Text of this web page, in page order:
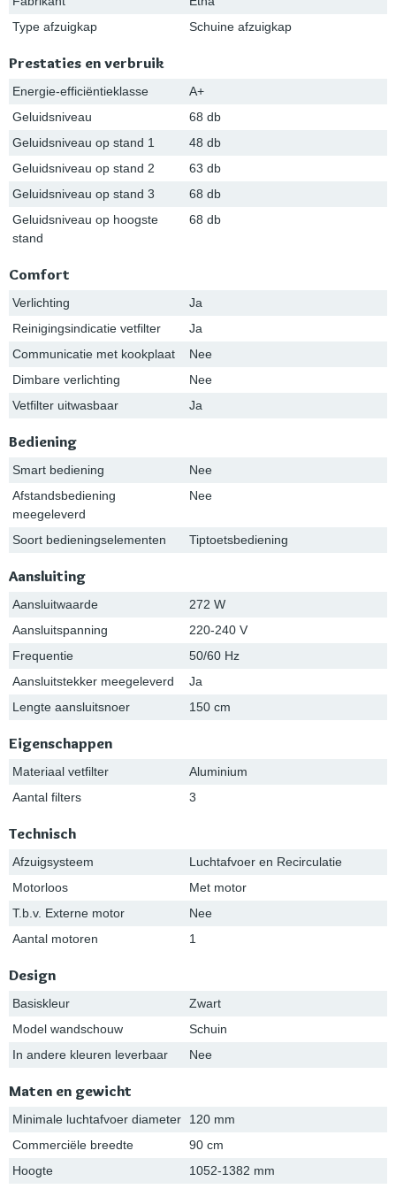
Type afzuigkap
Schuine afzuigkap
Prestaties en verbruik
Energie-efficiëntieklasse
A+
Geluidsniveau
68 db
Geluidsniveau op stand 1
48 db
Geluidsniveau op stand 2
63 db
Geluidsniveau op stand 3
68 db
Geluidsniveau op hoogste
stand
68 db
Comfort
Verlichting
Ja
Reinigingsindicatie vetfilter
Ja
Communicatie met kookplaat
Nee
Dimbare verlichting
Nee
Vetfilter uitwasbaar
Ja
Bediening
Smart bediening
Nee
Afstandsbediening
meegeleverd
Nee
Soort bedieningselementen Tiptoetsbediening
Aansluiting
Aansluitwaarde
272 W
Aansluitspanning
220-240 V
Frequentie
50/60 Hz
Aansluitstekker meegeleverd
Ja
Lengte aansluitsnoer
150 cm
Eigenschappen
Materiaal vetfilter
Aluminium
Aantal filters
3
Technisch
Afzuigsysteem
Luchtafvoer en Recirculatie
Motorloos
Met motor
T.b.v. Externe motor
Nee
Aantal motoren
1
Design
Basiskleur
Zwart
Model wandschouw
Schuin
In andere kleuren leverbaar
Nee
Maten en gewicht
Minimale luchtafvoer diameter
120 mm
Commerciële breedte
90 cm
Hoogte
1052-1382 mm